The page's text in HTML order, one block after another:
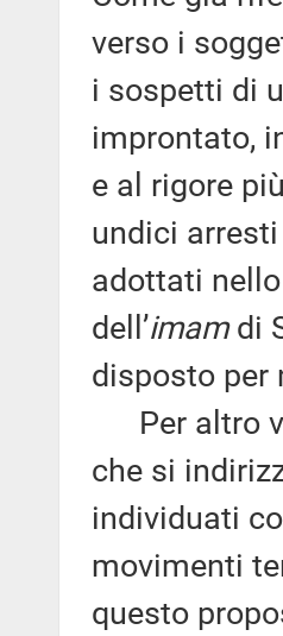
verso i
i sospetti di
improntato,
e al rigore
undici
adottati
dell’imamdi
disposto per
Per altro
che si
individuati
movimenti
questo